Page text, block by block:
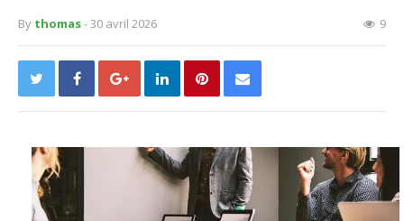
By thomas- 30 avril 2026 9